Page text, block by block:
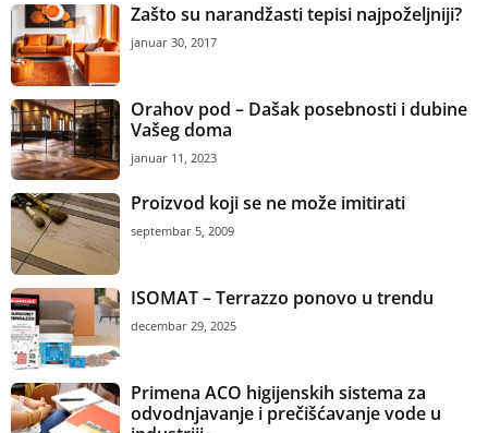
Zašto su narandžasti tepisi najpoželjniji?
januar 30, 2017
Orahov pod – Dašak posebnosti i dubine
Vašeg doma
januar 11, 2023
Proizvod koji se ne može imitirati
septembar 5, 2009
ISOMAT – Terrazzo ponovo u trendu
decembar 29, 2025
Primena ACO higijenskih sistema za
odvodnjavanje i prečišćavanje vode u